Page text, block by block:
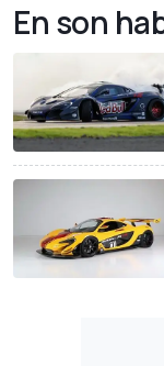
En son